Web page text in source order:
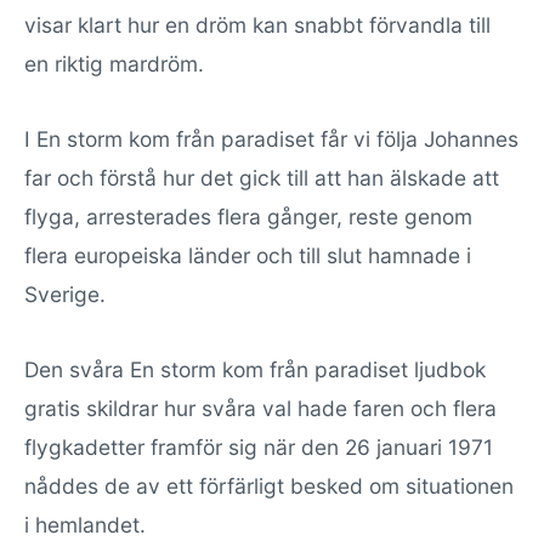
visar klart hur en dröm kan snabbt förvandla till
en riktig mardröm.
I En storm kom från paradiset får vi följa Johannes
far och förstå hur det gick till att han älskade att
flyga, arresterades flera gånger, reste genom
flera europeiska länder och till slut hamnade i
Sverige.
Den svåra En storm kom från paradiset ljudbok
gratis skildrar hur svåra val hade faren och flera
flygkadetter framför sig när den 26 januari 1971
nåddes de av ett förfärligt besked om situationen
i hemlandet.